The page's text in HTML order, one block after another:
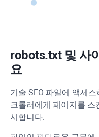
robots.txt 및 사
요
기술 SEO 파일에 액세
크롤러에게 페이지를 스
시합니다.